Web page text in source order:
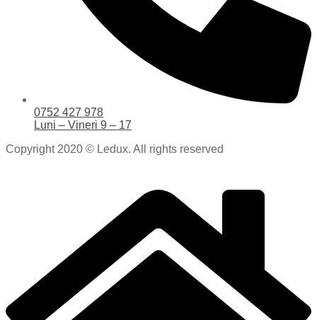
0752 427 978
Luni – Vineri 9 – 17
Copyright 2020 © Ledux. All rights reserved